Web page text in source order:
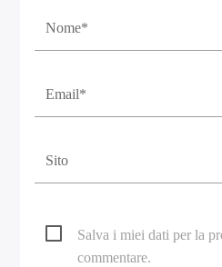
Salva i miei dati per la
commentare.